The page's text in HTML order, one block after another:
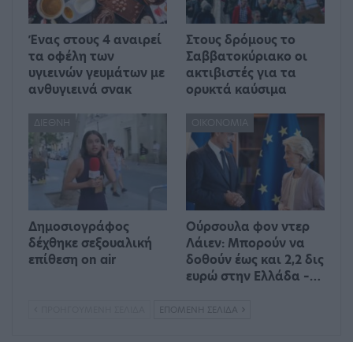
Ένας στους 4 αναιρεί
τα οφέλη των
υγιεινών γευμάτων με
ανθυγιεινά σνακ
Στους δρόμους το
Σαββατοκύριακο οι
ακτιβιστές για τα
ορυκτά καύσιμα
ΔΙΕΘΝΉ
Δημοσιογράφος
δέχθηκε σεξουαλική
επίθεση on air
ΟΙΚΟΝΟΜΊΑ
Ούρσουλα φον ντερ
Λάιεν: Μπορούν να
δοθούν έως και 2,2 δις
ευρώ στην Ελλάδα –…
ΕΠΌΜΕΝΗ ΣΕΛΊΔΑ